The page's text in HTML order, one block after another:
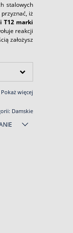
stalowych
iż
T12 marki
reakcji
założysz
Pokaż więcej
Damskie